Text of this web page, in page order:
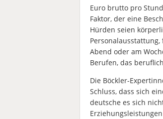
Euro brutto pro
Faktor, der eine
Hürden seien
Abend oder am
Berufen, das
Die Böckler-
Schluss, dass sich
deutsche es sich